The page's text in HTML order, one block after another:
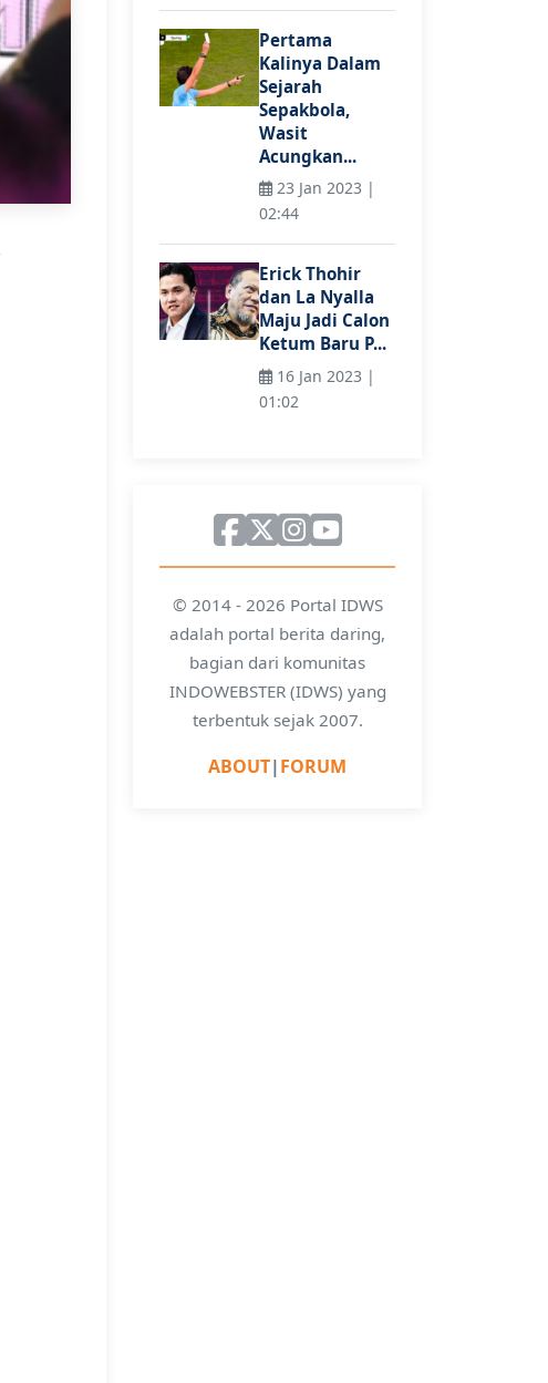
Pertama
Kalinya Dalam
Sejarah
Sepakbola,
Wasit
Acungkan...
23 Jan 2023 |
02:44
Erick Thohir
dan La Nyalla
Maju Jadi Calon
Ketum Baru P...
16 Jan 2023 |
01:02
© 2014 - 2026 Portal IDWS
adalah portal berita daring,
bagian dari komunitas
INDOWEBSTER (IDWS) yang
terbentuk sejak 2007.
ABOUT|FORUM